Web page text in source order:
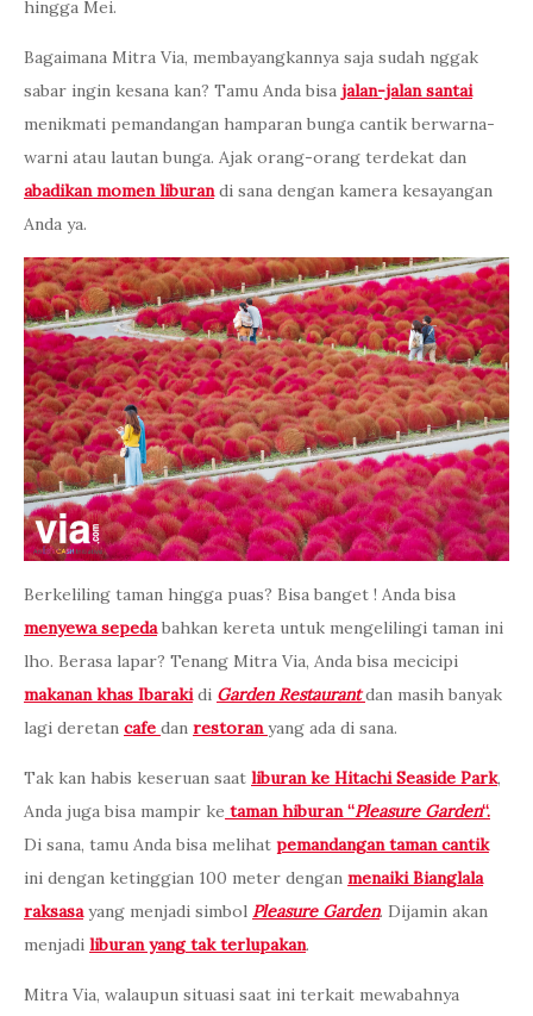
hingga Mei.
Bagaimana Mitra Via, membayangkannya saja sudah nggak
sabar ingin kesana kan? Tamu Anda bisa jalan-jalan santai
menikmati pemandangan hamparan bunga cantik berwarna-
warni atau lautan bunga. Ajak orang-orang terdekat dan
abadikan momen liburandi sana dengan kamera kesayangan
Anda ya.
Berkeliling taman hingga puas? Bisa banget ! Anda bisa
menyewa sepedabahkan kereta untuk mengelilingi taman ini
lho. Berasa lapar? Tenang Mitra Via, Anda bisa mecicipi
makanan khas Ibarakidi Garden Restaurant dan masih banyak
lagi deretan cafe dan restoranyang ada di sana.
Tak kan habis keseruan saat liburan ke Hitachi Seaside Park,
Anda juga bisa mampir ke taman hiburan “Pleasure Garden“.
Di sana, tamu Anda bisa melihat pemandangan taman cantik
ini dengan ketinggian 100 meter dengan menaiki Bianglala
raksasayang menjadi simbol Pleasure Garden. Dijamin akan
menjadi liburan yang tak terlupakan.
Mitra Via, walaupun situasi saat ini terkait mewabahnya